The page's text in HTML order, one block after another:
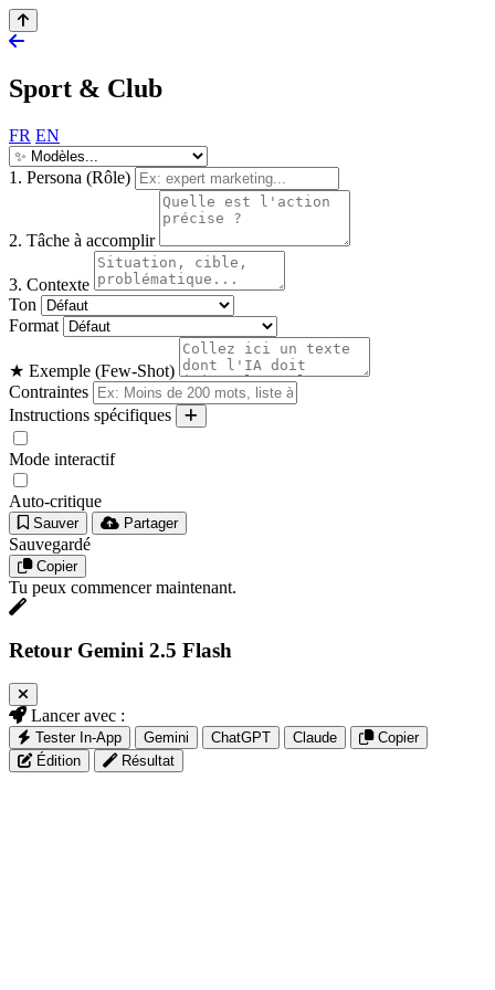
Sport & Club
FR EN
1. Persona (Rôle)
2. Tâche à accomplir
3. Contexte
Ton
Format
★ Exemple (Few-Shot)
Contraintes
Instructions spécifiques
Mode interactif
Auto-critique
Sauver Partager
Sauvegardé
Copier
Tu peux commencer maintenant.
Retour Gemini 2.5 Flash
Lancer avec :
Tester In-App Gemini ChatGPT Claude
Copier
Édition
Résultat